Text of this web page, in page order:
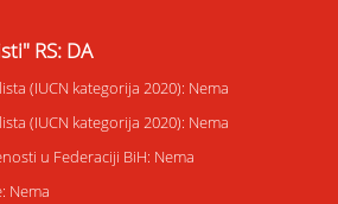
RS: DA
(IUCN kategorija 2020): Nema
(IUCN kategorija 2020): Nema
u Federaciji BiH: Nema
Nema